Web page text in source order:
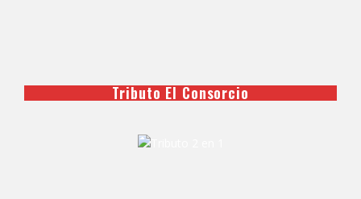
Tributo El Consorcio